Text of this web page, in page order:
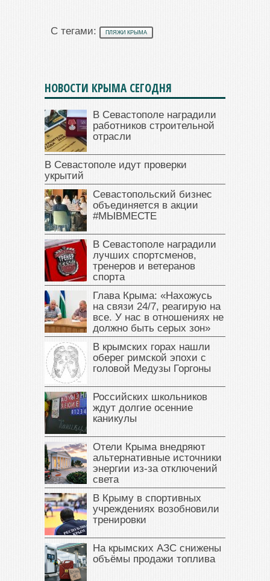
С тегами: ПЛЯЖИ КРЫМА
НОВОСТИ КРЫМА СЕГОДНЯ
В Севастополе наградили
работников строительной
отрасли
В Севастополе идут проверки
укрытий
Севастопольский бизнес
объединяется в акции
#МЫВМЕСТЕ
В Севастополе наградили
лучших спортсменов,
тренеров и ветеранов
спорта
Глава Крыма: «Нахожусь
на связи 24/7, реагирую на
все. У нас в отношениях не
должно быть серых зон»
В крымских горах нашли
оберег римской эпохи с
головой Медузы Горгоны
Российских школьников
ждут долгие осенние
каникулы
Отели Крыма внедряют
альтернативные источники
энергии из-за отключений
света
В Крыму в спортивных
учреждениях возобновили
тренировки
На крымских АЗС снижены
объёмы продажи топлива